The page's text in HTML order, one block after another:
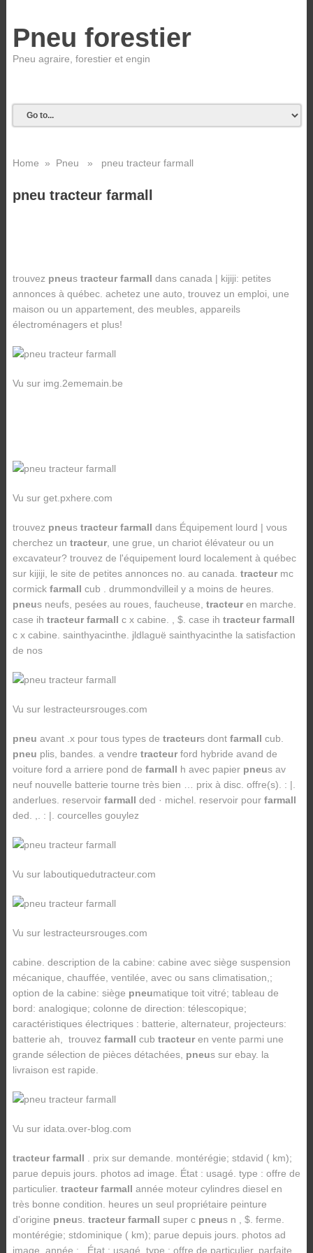
Pneu forestier
Pneu agraire, forestier et engin
Home » Pneu » pneu tracteur farmall
pneu tracteur farmall
trouvez pneus tracteur farmall dans canada | kijiji: petites
annonces à québec. achetez une auto, trouvez un emploi, une
maison ou un appartement, des meubles, appareils
électroménagers et plus!
Vu sur img.2ememain.be
Vu sur get.pxhere.com
trouvez pneus tracteur farmall dans Équipement lourd | vous
cherchez un tracteur, une grue, un chariot élévateur ou un
excavateur? trouvez de l'équipement lourd localement à québec
sur kijiji, le site de petites annonces no. au canada. tracteurmc
cormick farmall cub . drummondvilleil y a moins de heures.
pneus neufs, pesées au roues, faucheuse, tracteuren marche.
case ih tracteur farmall c x cabine. , $. case ih tracteur farmall
c x cabine. sainthyacinthe. jldlaguë sainthyacinthe la satisfaction
de nos
Vu sur lestracteursrouges.com
pneu avant .x pour tous types de tracteurs dont farmall cub.
pneu plis, bandes. a vendre tracteurford hybride avand de
voiture ford a arriere pond de farmall h avec papier pneus av
neuf nouvelle batterie tourne très bien … prix à disc. offre(s). : |.
anderlues. reservoir farmall ded · michel. reservoir pour farmall
ded. ,. : |. courcelles gouylez
Vu sur laboutiquedutracteur.com
Vu sur lestracteursrouges.com
cabine. description de la cabine: cabine avec siège suspension
mécanique, chauffée, ventilée, avec ou sans climatisation,;
option de la cabine: siège pneumatique toit vitré; tableau de
bord: analogique; colonne de direction: télescopique;
caractéristiques électriques : batterie, alternateur, projecteurs:
batterie ah, trouvez farmall cub tracteuren vente parmi une
grande sélection de pièces détachées, pneus sur ebay. la
livraison est rapide.
Vu sur idata.over-blog.com
tracteur farmall . prix sur demande. montérégie; stdavid ( km);
parue depuis jours. photos ad image. État : usagé. type : offre de
particulier. tracteur farmall année moteur cylindres diesel en
très bonne condition. heures un seul propriétaire peinture
d'origine pneus. tracteur farmall super c pneus n , $. ferme.
montérégie; stdominique ( km); parue depuis jours. photos ad
image. année : . État : usagé. type : offre de particulier. parfaite